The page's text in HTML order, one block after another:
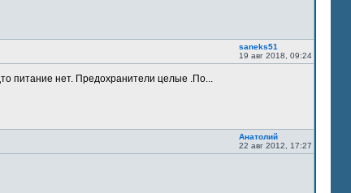
saneks51
19 авг 2018, 09:24
питание нет. Предохранители целые .По...
Анатолий
22 авг 2012, 17:27